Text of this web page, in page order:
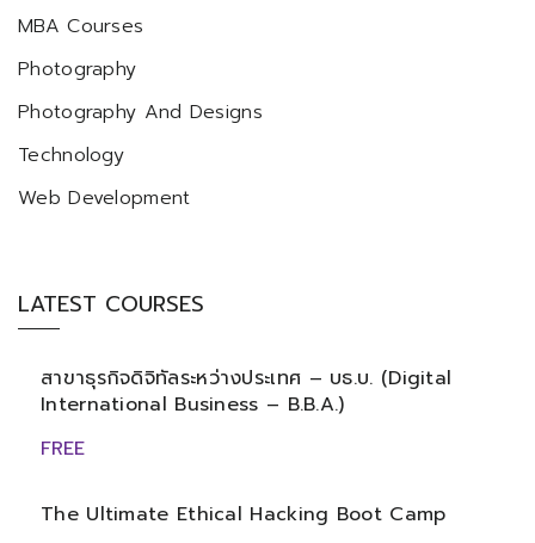
MBA Courses
Photography
Photography And Designs
Technology
Web Development
LATEST COURSES
สาขาธุรกิจดิจิทัลระหว่างประเทศ – บธ.บ. (Digital
International Business – B.B.A.)
FREE
The Ultimate Ethical Hacking Boot Camp